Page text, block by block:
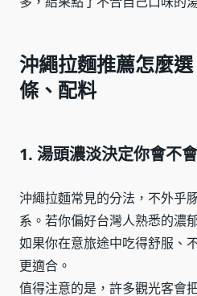
沖繩拉麵推薦怎麼
條、配料
1. 湯頭濃淡決定你會不
沖繩拉麵常見的分法，不外乎
系。若你偏好台灣人熟悉的濃
如果你在意旅途中吃得舒服、
更適合。
值得注意的是，許多觀光客會